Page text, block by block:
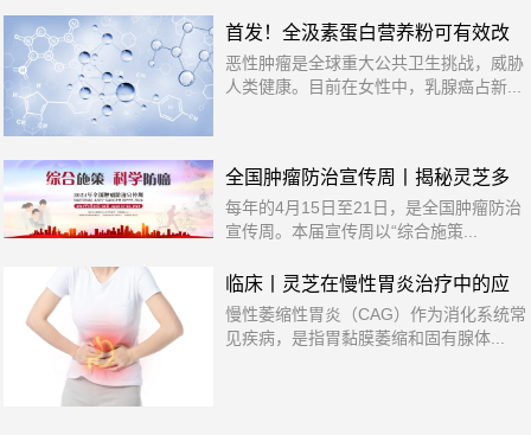
首发！全汲素蛋白营养粉可有效改
善乳腺癌化疗后的营养状况
恶性肿瘤是全球重大公共卫生挑战，威胁
人类健康。目前在女性中，乳腺癌占新...
全国肿瘤防治宣传周丨揭秘灵芝多
机制抗肿瘤的研究进展→
每年的4月15日至21日，是全国肿瘤防治
宣传周。本届宣传周以“综合施策...
临床丨灵芝在慢性胃炎治疗中的应
用
慢性萎缩性胃炎（CAG）作为消化系统常
见疾病，是指胃黏膜萎缩和固有腺体...